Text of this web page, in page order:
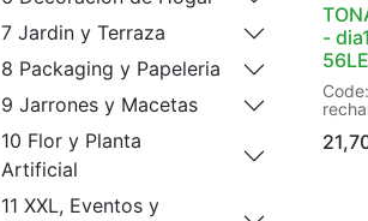
7 Jardin y Terraza
8 Packaging y Papeleria
9 Jarrones y Macetas
10 Flor y Planta
Artificial
11 XXL, Eventos y
-
|